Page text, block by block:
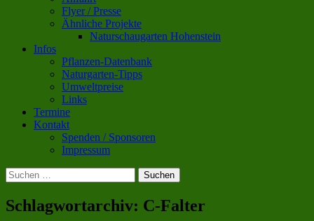
Flyer / Presse
Ähnliche Projekte
Naturschaugarten Hohenstein
Infos
Pflanzen-Datenbank
Naturgarten-Tipps
Umweltpreise
Links
Termine
Kontakt
Spenden / Sponsoren
Impressum
Suchen
nach:
Schlagwortarchiv: C-Falter